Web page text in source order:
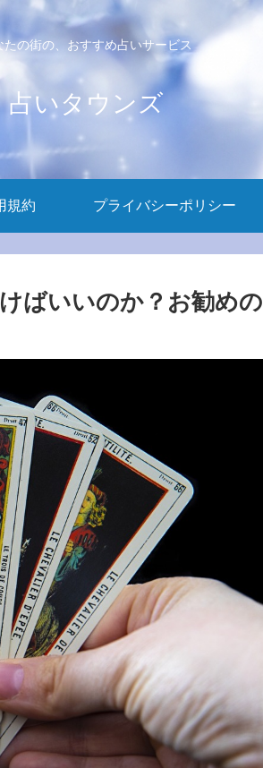
たの街の、おすすめ占いサービス
占いタウンズ
規約 プライバシーポリシー
ばいいのか？お勧めの